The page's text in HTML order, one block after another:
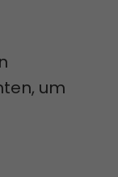
um